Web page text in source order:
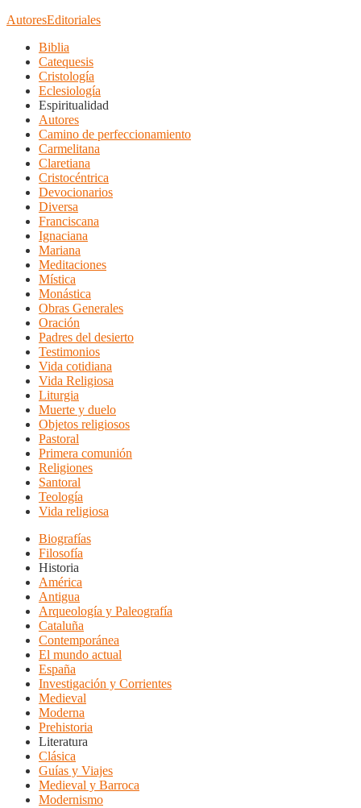
AutoresEditoriales
Biblia
Catequesis
Cristología
Eclesiología
Espiritualidad
Autores
Camino de perfeccionamiento
Carmelitana
Claretiana
Cristocéntrica
Devocionarios
Diversa
Franciscana
Ignaciana
Mariana
Meditaciones
Mística
Monástica
Obras Generales
Oración
Padres del desierto
Testimonios
Vida cotidiana
Vida Religiosa
Liturgia
Muerte y duelo
Objetos religiosos
Pastoral
Primera comunión
Religiones
Santoral
Teología
Vida religiosa
Biografías
Filosofía
Historia
América
Antigua
Arqueología y Paleografía
Cataluña
Contemporánea
El mundo actual
España
Investigación y Corrientes
Medieval
Moderna
Prehistoria
Literatura
Clásica
Guías y Viajes
Medieval y Barroca
Modernismo